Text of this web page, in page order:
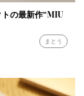
トの最新作“MIU
まとう